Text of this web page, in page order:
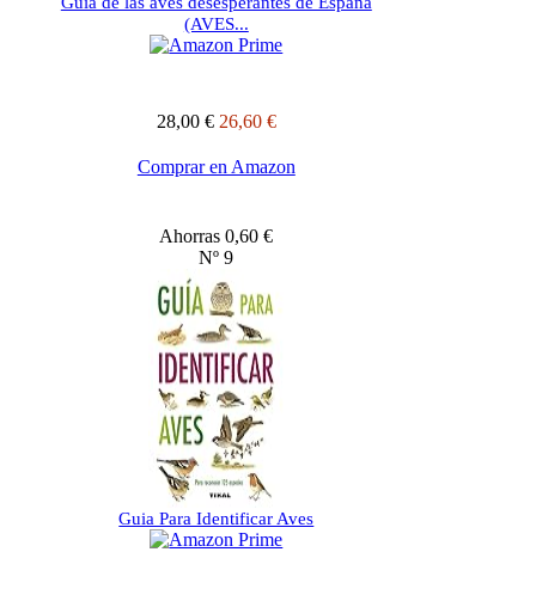
(AVES...
28,00 € 26,60 €
Comprar en Amazon
Ahorras 0,60 €
Nº 9
Guia Para Identificar Aves